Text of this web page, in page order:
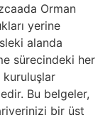
Orman
yerine
alanda
sürecindeki her
kuruluşlar
Bu belgeler,
bir üst